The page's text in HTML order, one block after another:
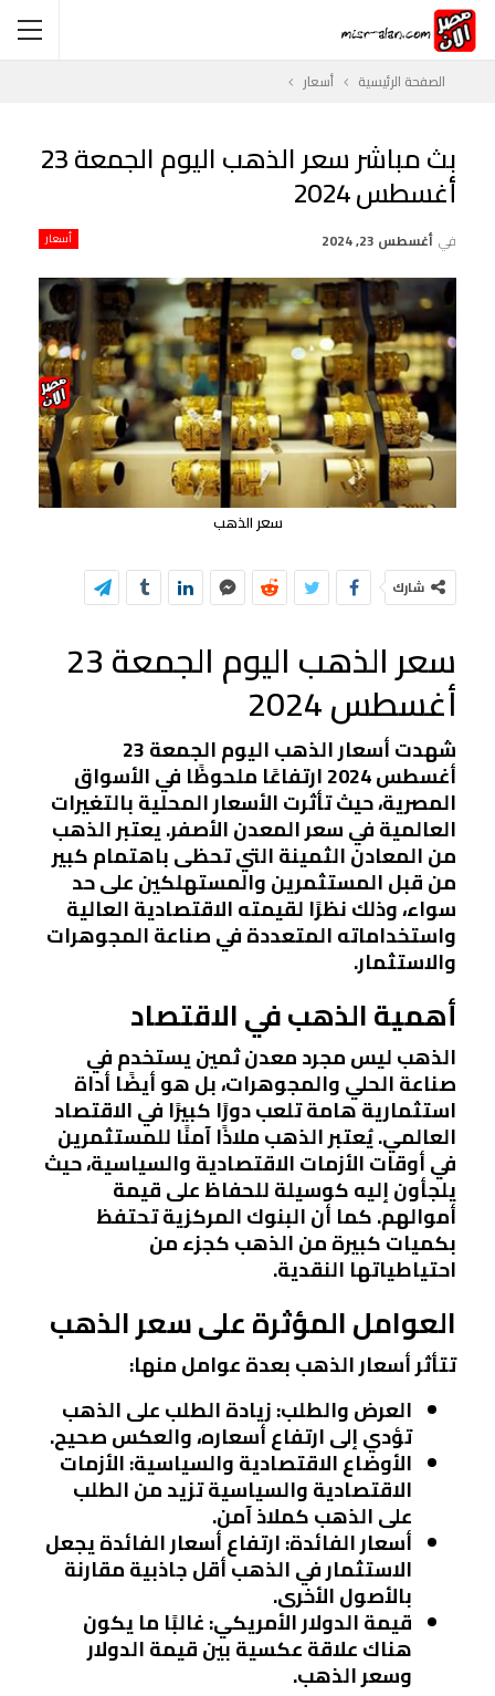
الصفحة الرئيسية أسعار
بث مباشر سعر الذهب اليوم الجمعة 23
أغسطس 2024
أسعار في أغسطس 23, 2024
سعر الذهب
شارك
سعر الذهب اليوم الجمعة 23
أغسطس 2024
شهدت أسعار الذهب اليوم الجمعة 23
أغسطس 2024 ارتفاعًا ملحوظًا في الأسواق
المصرية، حيث تأثرت الأسعار المحلية بالتغيرات
العالمية في سعر المعدن الأصفر. يعتبر الذهب
من المعادن الثمينة التي تحظى باهتمام كبير
من قبل المستثمرين والمستهلكين على حد
سواء، وذلك نظرًا لقيمته الاقتصادية العالية
واستخداماته المتعددة في صناعة المجوهرات
والاستثمار.
أهمية الذهب في الاقتصاد
الذهب ليس مجرد معدن ثمين يستخدم في
صناعة الحلي والمجوهرات، بل هو أيضًا أداة
استثمارية هامة تلعب دورًا كبيرًا في الاقتصاد
العالمي. يُعتبر الذهب ملاذًا آمنًا للمستثمرين
في أوقات الأزمات الاقتصادية والسياسية، حيث
يلجأون إليه كوسيلة للحفاظ على قيمة
أموالهم. كما أن البنوك المركزية تحتفظ
بكميات كبيرة من الذهب كجزء من
احتياطياتها النقدية.
العوامل المؤثرة على سعر الذهب
تتأثر أسعار الذهب بعدة عوامل منها:
العرض والطلب: زيادة الطلب على الذهب
تؤدي إلى ارتفاع أسعاره، والعكس صحيح.
الأوضاع الاقتصادية والسياسية: الأزمات
الاقتصادية والسياسية تزيد من الطلب
على الذهب كملاذ آمن.
أسعار الفائدة: ارتفاع أسعار الفائدة يجعل
الاستثمار في الذهب أقل جاذبية مقارنة
بالأصول الأخرى.
قيمة الدولار الأمريكي: غالبًا ما يكون
هناك علاقة عكسية بين قيمة الدولار
وسعر الذهب.